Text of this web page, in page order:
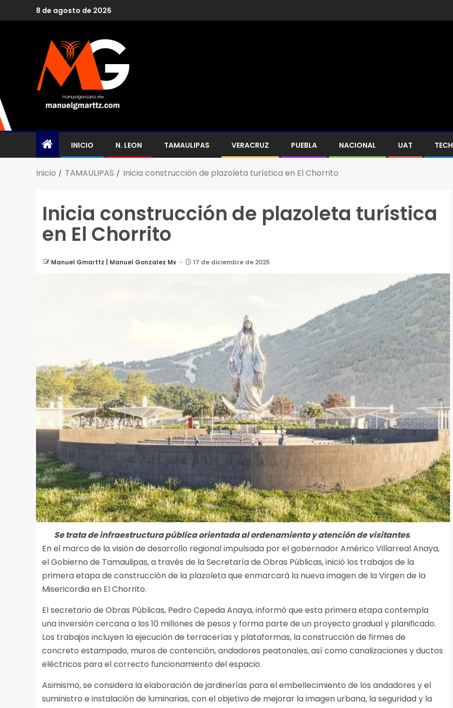
8 de agosto de 2026
INICIO N. LEON TAMAULIPAS VERACRUZ PUEBLA NACIONAL UAT TECH
Inicio TAMAULIPAS Inicia construcción de plazoleta turística en El Chorrito
Inicia construcción de plazoleta turística
en El Chorrito
Manuel Gmarttz | Manuel Gonzalez Mx 17 de diciembre de 2025
Se trata de infraestructura pública orientada al ordenamiento y atención de visitantes.
En el marco de la visión de desarrollo regional impulsada por el gobernador Américo Villarreal Anaya,
el Gobierno de Tamaulipas, a través de la Secretaría de Obras Públicas, inició los trabajos de la
primera etapa de construcción de la plazoleta que enmarcará la nueva imagen de la Virgen de la
Misericordia en El Chorrito.
El secretario de Obras Públicas, Pedro Cepeda Anaya, informó que esta primera etapa contempla
una inversión cercana a los 10 millones de pesos y forma parte de un proyecto gradual y planificado.
Los trabajos incluyen la ejecución de terracerías y plataformas, la construcción de firmes de
concreto estampado, muros de contención, andadores peatonales, así como canalizaciones y ductos
eléctricos para el correcto funcionamiento del espacio.
Asimismo, se considera la elaboración de jardinerías para el embellecimiento de los andadores y el
suministro e instalación de luminarias, con el objetivo de mejorar la imagen urbana, la seguridad y la